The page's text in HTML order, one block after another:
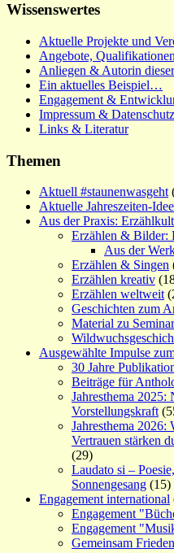
Wissenswertes
Aktuelle Projekte und
Angebote,
Anliegen & Autorin
Ein aktuelles Beispiel…
Engagement &
Impressum & Datenschutz
Links & Literatur
Themen
Aktuell #staunenwasgeht
Aktuelle Jahreszeiten-
Aus der Praxis:
Erzählen & Bilder:
Aus der
Erzählen & Singen
Erzählen kreativ
Erzählen weltweit
Geschichten zum
Material zu
Ausgewählte Impulse
30 Jahre
Beiträge für
Jahresthema 2025:
Vorstellungskraft
Jahresthema 2026:
Vertrauen stärken
(29)
Laudato si –
Sonnengesang (15)
Engagement international
Engagement
Engagement
Gemeinsam